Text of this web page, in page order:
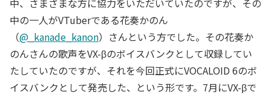
中の一人がVTuberである花奏かのん
（@_kanade_kanon）さんという方でした。その花奏か
のんさんの歌声をVX-βのボイスバンクとして収録してい
たしていたのですが、それを今回正式にVOCALOID 6のボ
イスバンクとして発売した、という形です。7月にVX-βで